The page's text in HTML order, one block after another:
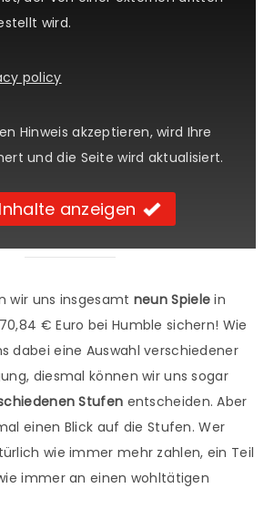
wird.
policy
Hinweis akzeptieren, wird Ihre
und die Seite wird aktualisiert.
anzeigen
wir uns insgesamt neun Spiele in
€ Euro bei Humble sichern! Wie
dabei eine Auswahl verschiedener
diesmal können wir uns sogar
Stufen entscheiden. Aber
einen Blick auf die Stufen. Wer
wie immer mehr zahlen, ein Teil
immer an einen wohltätigen